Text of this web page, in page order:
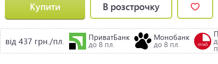
Купити В розстрочку
від 437 грн./пл. ПриватБанк
до 8 пл.
Монобанк
до 8 пл.